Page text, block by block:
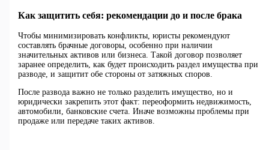
Как защитить себя: рекомендации до и после брака
Чтобы минимизировать конфликты, юристы рекомендуют
составлять брачные договоры, особенно при наличии
значительных активов или бизнеса. Такой договор позволяет
заранее определить, как будет происходить раздел имущества при
разводе, и защитит обе стороны от затяжных споров.
После развода важно не только разделить имущество, но и
юридически закрепить этот факт: переоформить недвижимость,
автомобили, банковские счета. Иначе возможны проблемы при
продаже или передаче таких активов.